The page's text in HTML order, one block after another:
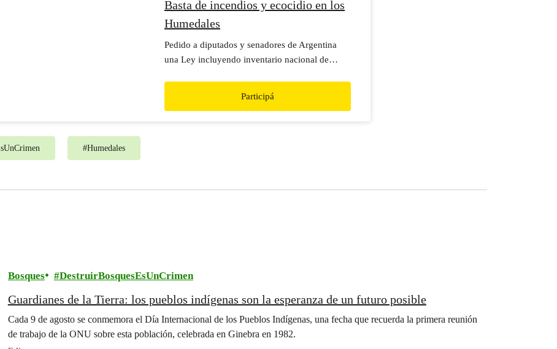
Basta de incendios y ecocidio en los
Humedales
Pedido a diputados y senadores de Argentina
una Ley incluyendo inventario nacional de
Participá
#Humedales
Bosques DestruirBosquesEsUnCrimen
Guardianes de la Tierra: los pueblos indígenas son la esperanza de un futuro posible
Cada 9 de agosto se conmemora el Día Internacional de los Pueblos Indígenas, una fecha que recuerda la primera reunión
de trabajo de la ONU sobre esta población, celebrada en Ginebra en 1982.